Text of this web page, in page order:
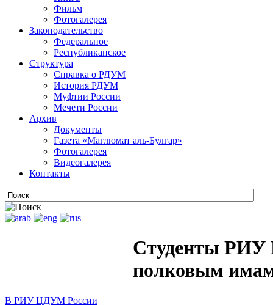
Фильм
Фотогалерея
Законодательство
Федеральное
Республиканское
Структура
Справка о РДУМ
История РДУМ
Муфтии России
Мечети России
Архив
Документы
Газета «Маглюмат аль-Булгар»
Фотогалерея
Видеогалерея
Контакты
Студенты РИУ
полковым
В РИУ ЦДУМ России